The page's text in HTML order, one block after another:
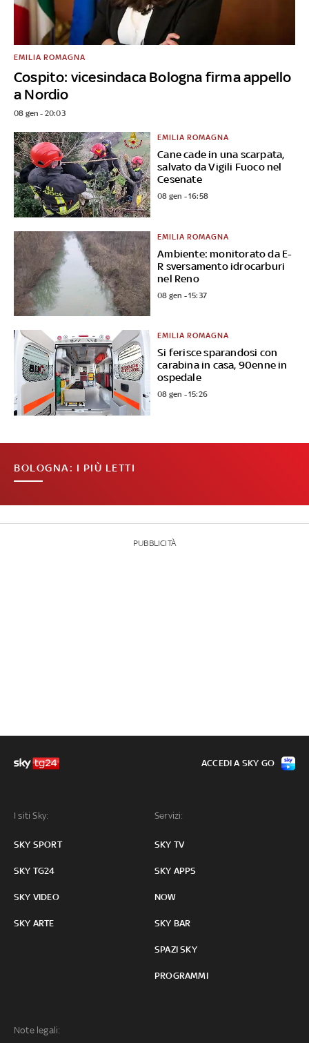
Cospito: vicesindaca Bologna firma appello
a Nordio
EMILIA ROMAGNA
08 gen - 20:03
Cane cade in una scarpata,
salvato da Vigili Fuoco nel
Cesenate
EMILIA ROMAGNA
08 gen - 16:58
Ambiente: monitorato da E-
R sversamento idrocarburi
nel Reno
EMILIA ROMAGNA
08 gen - 15:37
Si ferisce sparandosi con
carabina in casa, 90enne in
ospedale
EMILIA ROMAGNA
08 gen - 15:26
BOLOGNA: I PIÙ LETTI
PUBBLICITÀ
I siti Sky:
SKY SPORT
SKY TG24
SKY VIDEO
SKY ARTE
Servizi:
SKY TV
SKY APPS
NOW
SKY BAR
SPAZI SKY
PROGRAMMI
Note legali:
ACCEDI A SKY GO